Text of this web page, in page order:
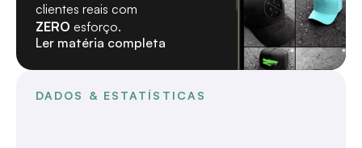
ZERO esforço.
Ler matéria completa
DADOS & ESTATÍSTICAS